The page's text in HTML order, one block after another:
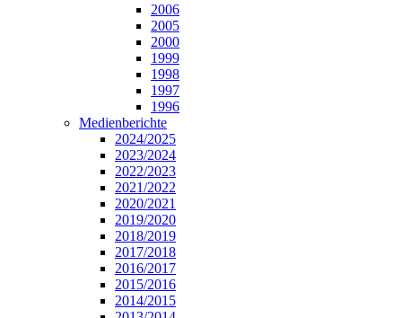
2006
2005
2000
1999
1998
1997
1996
Medienberichte
2024/2025
2023/2024
2022/2023
2021/2022
2020/2021
2019/2020
2018/2019
2017/2018
2016/2017
2015/2016
2014/2015